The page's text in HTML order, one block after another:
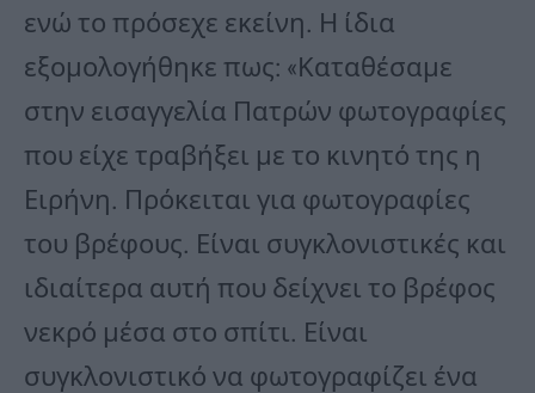
ενώ το πρόσεχε εκείνη. Η ίδια
εξομολογήθηκε πως: «Καταθέσαμε
στην εισαγγελία Πατρών φωτογραφίες
που είχε τραβήξει με το κινητό της η
Ειρήνη. Πρόκειται για φωτογραφίες
του βρέφους. Είναι συγκλονιστικές και
ιδιαίτερα αυτή που δείχνει το βρέφος
νεκρό μέσα στο σπίτι. Είναι
συγκλονιστικό να φωτογραφίζει ένα